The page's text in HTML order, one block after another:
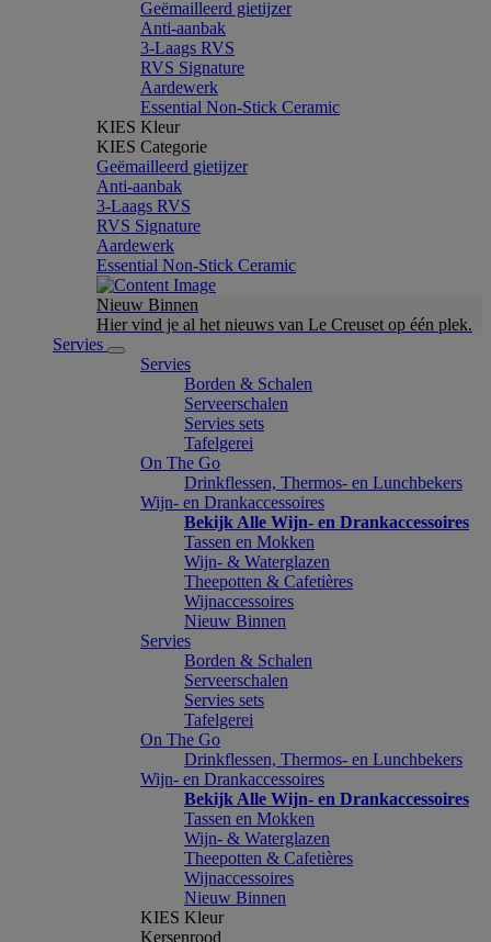
Geëmailleerd gietijzer
Anti-aanbak
3-Laags RVS
RVS Signature
Aardewerk
Essential Non-Stick Ceramic
KIES Kleur
KIES Categorie
Geëmailleerd gietijzer
Anti-aanbak
3-Laags RVS
RVS Signature
Aardewerk
Essential Non-Stick Ceramic
Nieuw Binnen
Hier vind je al het nieuws van Le Creuset op één plek.
Servies
Servies
Borden & Schalen
Serveerschalen
Servies sets
Tafelgerei
On The Go
Drinkflessen, Thermos- en Lunchbekers
Wijn- en Drankaccessoires
Bekijk Alle Wijn- en Drankaccessoires
Tassen en Mokken
Wijn- & Waterglazen
Theepotten & Cafetières
Wijnaccessoires
Nieuw Binnen
Servies
Borden & Schalen
Serveerschalen
Servies sets
Tafelgerei
On The Go
Drinkflessen, Thermos- en Lunchbekers
Wijn- en Drankaccessoires
Bekijk Alle Wijn- en Drankaccessoires
Tassen en Mokken
Wijn- & Waterglazen
Theepotten & Cafetières
Wijnaccessoires
Nieuw Binnen
KIES Kleur
Kersenrood